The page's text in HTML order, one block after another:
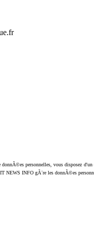
personnelles, vous disposez
NEWS INFO gÃ¨re les donnÃ©es